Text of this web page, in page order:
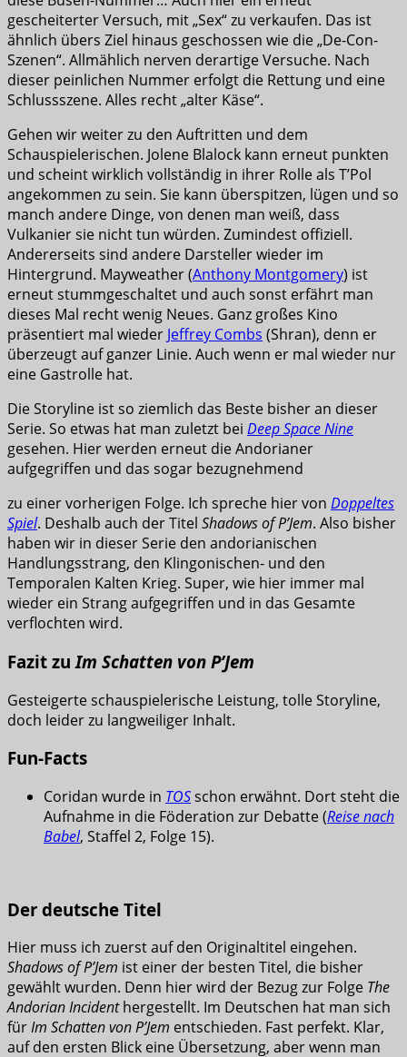
gescheiterter Versuch, mit „Sex“ zu verkaufen. Das ist
ähnlich übers Ziel hinaus geschossen wie die „De-Con-
Szenen“. Allmählich nerven derartige Versuche. Nach
dieser peinlichen Nummer erfolgt die Rettung und eine
Schlussszene. Alles recht „alter Käse“.
Gehen wir weiter zu den Auftritten und dem
Schauspielerischen. Jolene Blalock kann erneut punkten
und scheint wirklich vollständig in ihrer Rolle als T’Pol
angekommen zu sein. Sie kann überspitzen, lügen und so
manch andere Dinge, von denen man weiß, dass
Vulkanier sie nicht tun würden. Zumindest offiziell.
Andererseits sind andere Darsteller wieder im
Hintergrund. Mayweather (Anthony Montgomery) ist
erneut stummgeschaltet und auch sonst erfährt man
dieses Mal recht wenig Neues. Ganz großes Kino
präsentiert mal wieder Jeffrey Combs (Shran), denn er
überzeugt auf ganzer Linie. Auch wenn er mal wieder nur
eine Gastrolle hat.
Die Storyline ist so ziemlich das Beste bisher an dieser
Serie. So etwas hat man zuletzt bei Deep Space Nine
gesehen. Hier werden erneut die Andorianer
aufgegriffen und das sogar bezugnehmend
zu einer vorherigen Folge. Ich spreche hier von Doppeltes
Spiel. Deshalb auch der Titel Shadows of P’Jem. Also bisher
haben wir in dieser Serie den andorianischen
Handlungsstrang, den Klingonischen- und den
Temporalen Kalten Krieg. Super, wie hier immer mal
wieder ein Strang aufgegriffen und in das Gesamte
verflochten wird.
Fazit zuIm Schatten von P’Jem
Gesteigerte schauspielerische Leistung, tolle Storyline,
doch leider zu langweiliger Inhalt.
Fun-Facts
Coridan wurde in TOSschon erwähnt. Dort steht die
Aufnahme in die Föderation zur Debatte (Reise nach
Babel, Staffel 2, Folge 15).
Der deutsche Titel
Hier muss ich zuerst auf den Originaltitel eingehen.
Shadows of P’Jem ist einer der besten Titel, die bisher
gewählt wurden. Denn hier wird der Bezug zur Folge The
Andorian Incidenthergestellt. Im Deutschen hat man sich
fürIm Schatten von P’Jem entschieden. Fast perfekt. Klar,
auf den ersten Blick eine Übersetzung, aber wenn man